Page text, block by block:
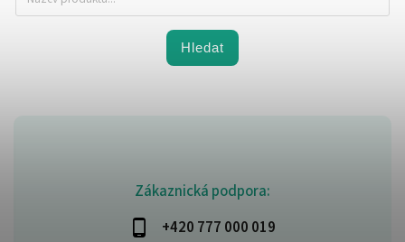
Zákaznická podpora:
+420 777 000 019
Hledat